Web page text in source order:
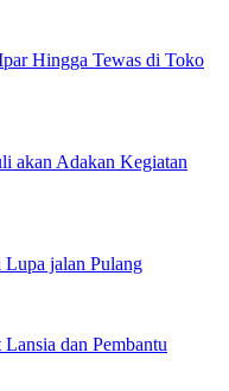
Hingga Tewas di Toko
akan Adakan Kegiatan
jalan Pulang
dan Pembantu